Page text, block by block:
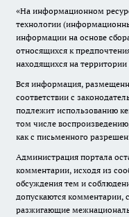
«На информационном
технологии
информации на основе
относящихся к
находящихся на
Вся информация,
соответствии с
подлежит использованию
том числе
как с письменного
Администрация портала
комментарии, исходя из
обсуждения тем и
допускаются комментарии,
разжигающие